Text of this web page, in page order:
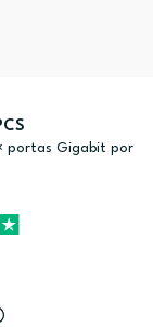
portas Gigabit por